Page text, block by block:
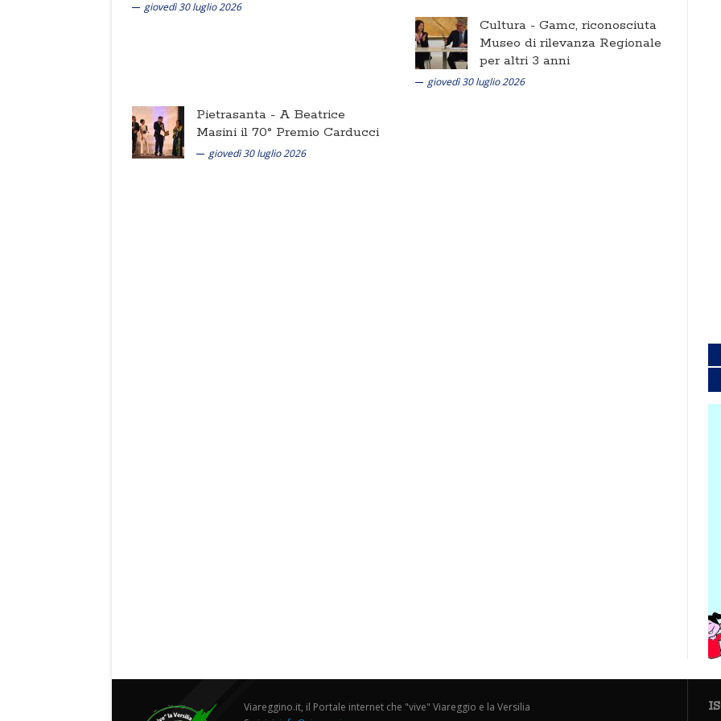
giovedì 30 luglio 2026
Cultura - Gamc, riconosciuta
Museo di rilevanza Regionale
per altri 3 anni
giovedì 30 luglio 2026
Pietrasanta - A Beatrice
Masini il 70° Premio Carducci
giovedì 30 luglio 2026
Viareggino.it, il Portale internet che "vive" Viareggio e la Versilia